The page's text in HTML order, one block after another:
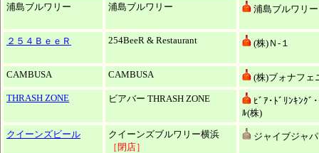
浦島ブルワリー 浦島ブルワリー 浦島ブルワリー
２５４ＢｅｅＲ 254BeeR & Restaurant (株)Ｎ-１
CAMBUSA CAMBUSA
(株)ブォナフェ
THRASH ZONE
ビアバー THRASH ZONE
ﾋﾞｱ･ﾄﾞﾘﾝｷﾝｸﾞ
ﾙ(株)
クイーンズビール
クイーンズブルワリー横浜
［閉店］
ジャイブジャ